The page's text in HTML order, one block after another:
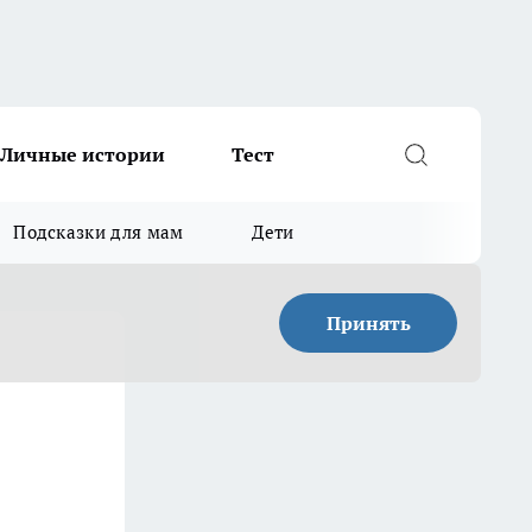
Личные истории Тест
Подсказки для мам Дети
Принять